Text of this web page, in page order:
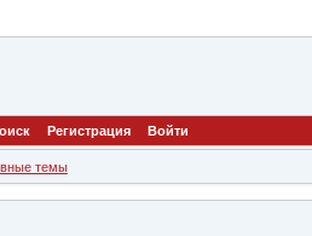
Регистрация Войти
темы